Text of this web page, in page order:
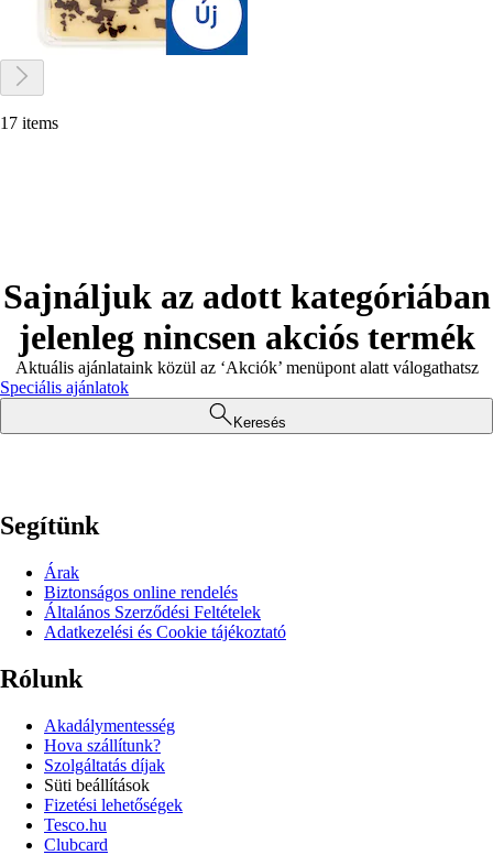
17 items
Sajnáljuk az adott kategóriában
jelenleg nincsen akciós termék
Aktuális ajánlataink közül az ‘Akciók’ menüpont alatt válogathatsz
Speciális ajánlatok
Keresés
Segítünk
Árak
Biztonságos online rendelés
Általános Szerződési Feltételek
Adatkezelési és Cookie tájékoztató
Rólunk
Akadálymentesség
Hova szállítunk?
Szolgáltatás díjak
Süti beállítások
Fizetési lehetőségek
Tesco.hu
Clubcard